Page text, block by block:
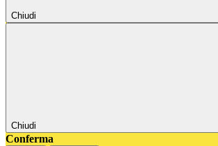
Chiudi
Chiudi
Conferma